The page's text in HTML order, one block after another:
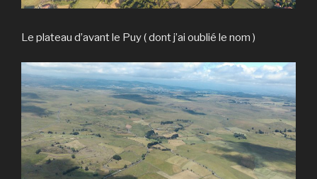
Le plateau d’avant le Puy ( dont j’ai oublié le nom )